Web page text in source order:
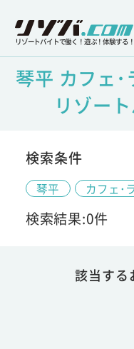
リゾートバイトで働く！遊ぶ！体験する！
琴平 カフェ･
リゾー
検索条件
琴平 カフェ･
検索結果:0件
該当する